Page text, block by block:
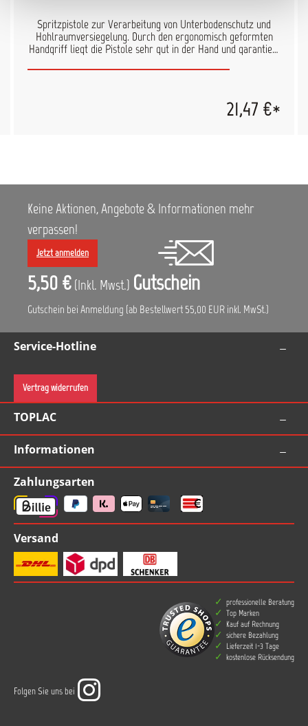
Spritzpistole zur Verarbeitung von Unterbodenschutz und
Hohlraumversiegelung. Durch den ergonomisch geformten
Handgriff liegt die Pistole sehr gut in der Hand und garantiert
Düse zur Verarbeitung von Unterbodenschutz und die Sonde
Druck ist über eine Stellschraube manuell regelbar.
Luftanschluss: 1/4" Außengewinde Betriebsdruck: 3-8 bar max.
21,47 €*
Keine Aktionen, Angebote & Informationen mehr
verpassen!
Jetzt anmelden
5,50 € (Inkl. Mwst.) Gutschein
Gutschein bei Anmeldung (ab Bestellwert 55,00 EUR inkl. MwSt.)
Service-Hotline
Vertrag widerrufen
TOPLAC
Informationen
Zahlungsarten
Versand
professionelle Beratung
Top Marken
Kauf auf Rechnung
sichere Bezahlung
Lieferzeit 1-3 Tage
kostenlose Rücksendung
Folgen Sie uns bei